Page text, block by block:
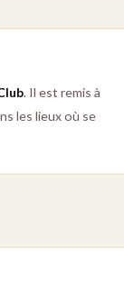
. Il est remis à
les lieux où se